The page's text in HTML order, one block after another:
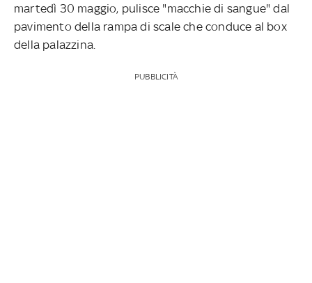
martedì 30 maggio, pulisce "macchie di sangue" dal
pavimento della rampa di scale che conduce al box
della palazzina.
PUBBLICITÀ